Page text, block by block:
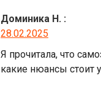
Доминика Н. :
28.02.2025
Я прочитала, что
какие нюансы стоит